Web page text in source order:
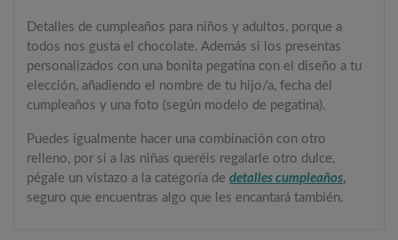
Detalles de cumpleaños para niños y adultos, porque a
todos nos gusta el chocolate. Además si los presentas
personalizados con una bonita pegatina con el diseño a tu
elección, añadiendo el nombre de tu hijo/a, fecha del
cumpleaños y una foto (según modelo de pegatina).
Puedes igualmente hacer una combinación con otro
relleno, por si a las niñas queréis regalarle otro dulce,
pégale un vistazo a la categoría dedetalles cumpleaños,
seguro que encuentras algo que les encantará también.